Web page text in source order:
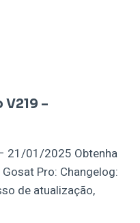
–
21/01/2025 Obtenha
Pro: Changelog:
de atualização,